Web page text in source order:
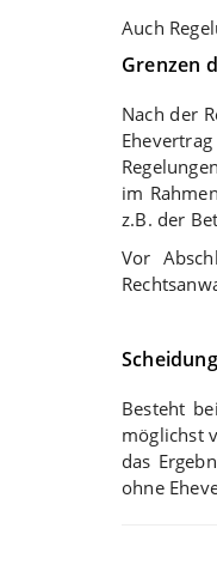
Auch
Grenzen
Nach der
im
z.B. der
Vor
Besteht
möglichst
das
ohne